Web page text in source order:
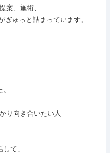
案、施術、
ぎゅっと詰まっています。
り向き合いたい人
て」